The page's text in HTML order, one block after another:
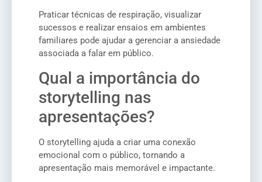
Praticar técnicas de respiração, visualizar
sucessos e realizar ensaios em ambientes
familiares pode ajudar a gerenciar a ansiedade
associada a falar em público.
Qual a importância do
storytelling nas
apresentações?
O storytelling ajuda a criar uma conexão
emocional com o público, tornando a
apresentação mais memorável e impactante.